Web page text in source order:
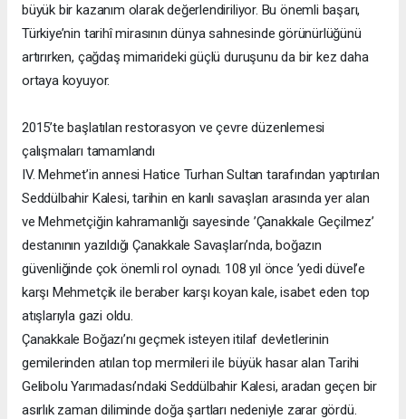
büyük bir kazanım olarak değerlendiriliyor. Bu önemli başarı,
Türkiye’nin tarihî mirasının dünya sahnesinde görünürlüğünü
artırırken, çağdaş mimarideki güçlü duruşunu da bir kez daha
ortaya koyuyor.
2015’te başlatılan restorasyon ve çevre düzenlemesi
çalışmaları tamamlandı
IV. Mehmet’in annesi Hatice Turhan Sultan tarafından yaptırılan
Seddülbahir Kalesi, tarihin en kanlı savaşları arasında yer alan
ve Mehmetçiğin kahramanlığı sayesinde ’Çanakkale Geçilmez’
destanının yazıldığı Çanakkale Savaşları’nda, boğazın
güvenliğinde çok önemli rol oynadı. 108 yıl önce ’yedi düvel’e
karşı Mehmetçik ile beraber karşı koyan kale, isabet eden top
atışlarıyla gazi oldu.
Çanakkale Boğazı’nı geçmek isteyen itilaf devletlerinin
gemilerinden atılan top mermileri ile büyük hasar alan Tarihi
Gelibolu Yarımadası’ndaki Seddülbahir Kalesi, aradan geçen bir
asırlık zaman diliminde doğa şartları nedeniyle zarar gördü.